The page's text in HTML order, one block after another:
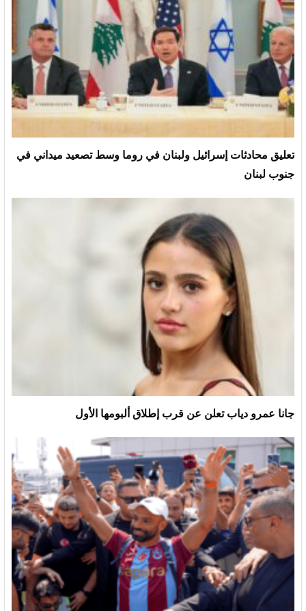
تعليق محادثات إسرائيل ولبنان في روما وسط تصعيد ميداني في
جنوب لبنان
جانا عمرو دياب تعلن عن قرب إطلاق ألبومها الأول